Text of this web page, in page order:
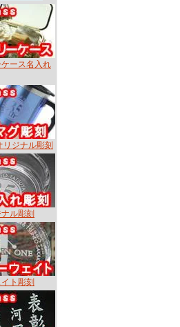
ース名入れ
リジナル彫刻
ル彫刻
ト彫刻